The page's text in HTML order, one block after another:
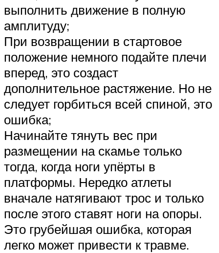
выполнить движение в полную
амплитуду;
При возвращении в стартовое
положение немного подайте плечи
вперед, это создаст
дополнительное растяжение. Но не
следует горбиться всей спиной, это
ошибка;
Начинайте тянуть вес при
размещении на скамье только
тогда, когда ноги упёрты в
платформы. Нередко атлеты
вначале натягивают трос и только
после этого ставят ноги на опоры.
Это грубейшая ошибка, которая
легко может привести к травме.